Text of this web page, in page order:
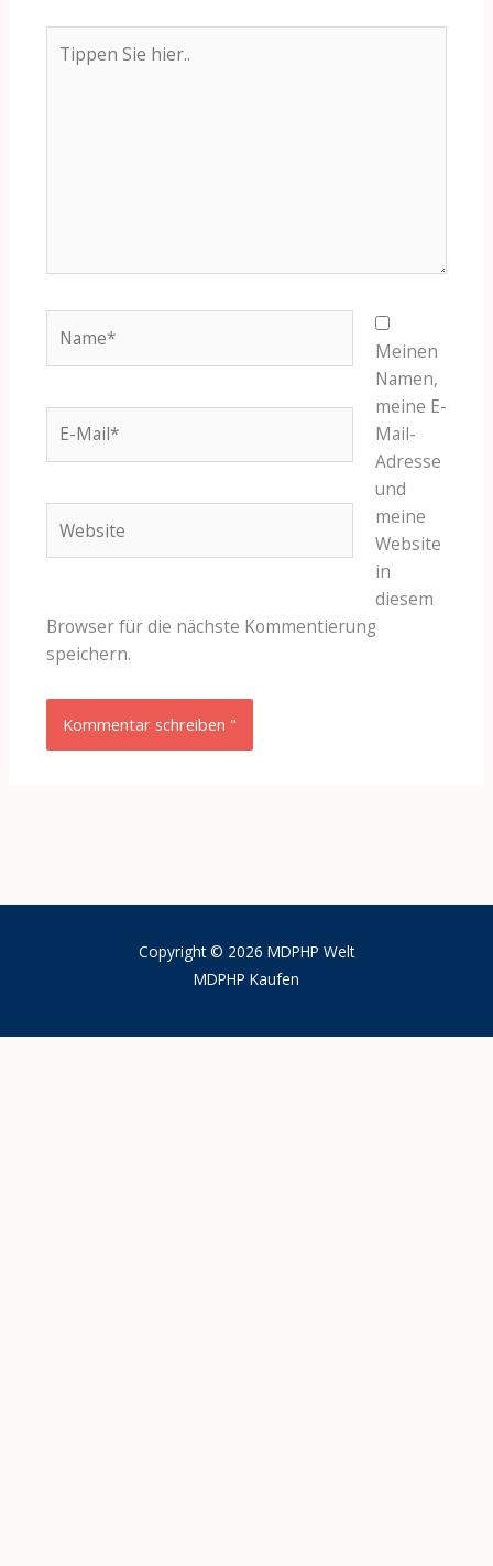
Sie
Mail*
Meinen
Namen,
meine E-
Mail-
Adresse
und
meine
Website
in
diesem
Browser für die nächste Kommentierung
speichern.
Copyright © 2026 MDPHP Welt
MDPHP Kaufen